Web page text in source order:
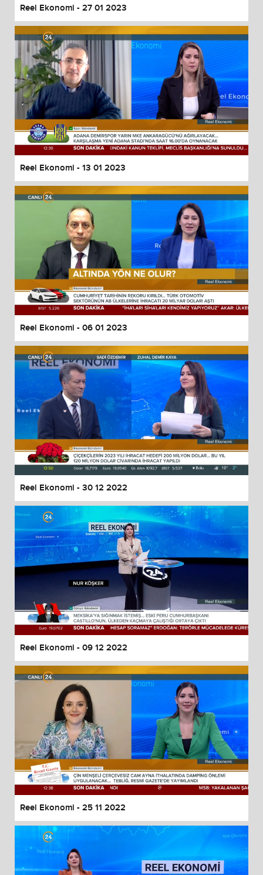
Reel Ekonomi - 27 01 2023
Reel Ekonomi - 13 01 2023
Reel Ekonomi - 06 01 2023
Reel Ekonomi - 30 12 2022
Reel Ekonomi - 09 12 2022
Reel Ekonomi - 25 11 2022